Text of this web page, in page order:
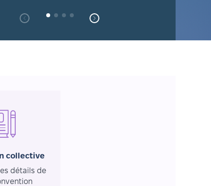
collective
détails de